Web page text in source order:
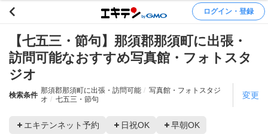
ログイン・登録
【七五三・節句】那須郡那須町に出張・
訪問可能なおすすめ写真館・フォトスタ
ジオ
検索条件
那須郡那須町に出張・訪問可能
写真館・フォトスタジ
オ
七五三・節句 変更
エキテンネット予約 日祝OK 早朝OK